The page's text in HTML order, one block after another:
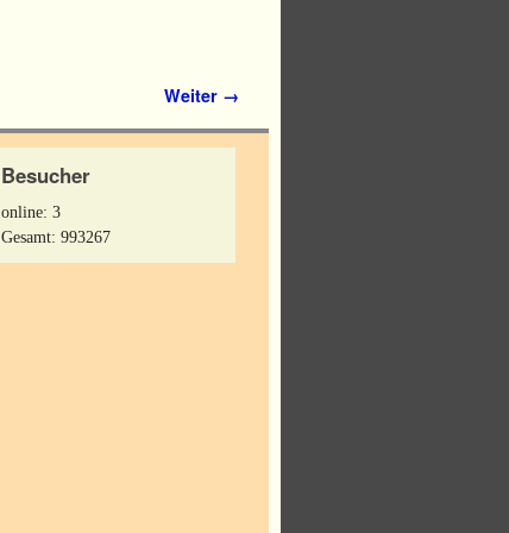
Weiter →
Besucher
online: 3
Gesamt: 993267